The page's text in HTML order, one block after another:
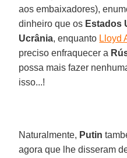
aos embaixadores),
dinheiro que os Estados
Ucrânia, enquanto Lloyd
preciso enfraquecer a
possa mais fazer
isso...!
Naturalmente, Putin
agora que lhe disseram